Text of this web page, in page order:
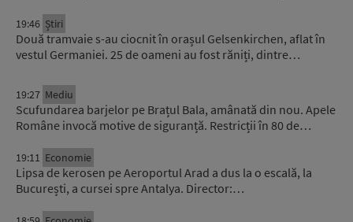
19:46 Știri
Două tramvaie s-au ciocnit în orașul Gelsenkirchen, aflat în
vestul Germaniei. 25 de oameni au fost răniți, dintre…
19:27 Mediu
Scufundarea barjelor pe Brațul Bala, amânată din nou. Apele
Române invocă motive de siguranță. Restricții în 80 de…
19:11 Economie
Lipsa de kerosen pe Aeroportul Arad a dus la o escală, la
București, a cursei spre Antalya. Director:…